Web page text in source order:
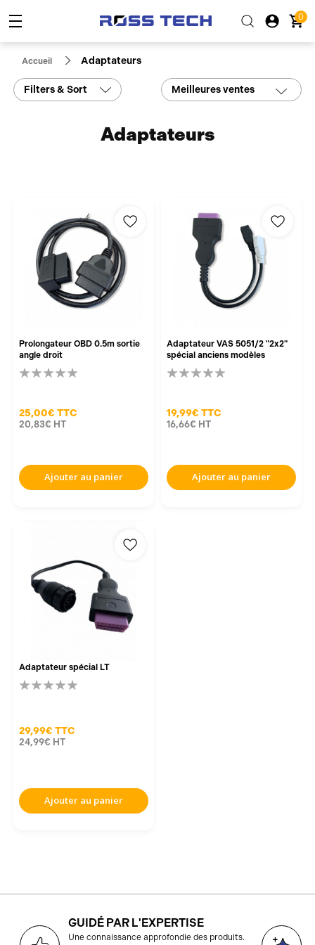
0
Accueil Adaptateurs
Filters & Sort Meilleures ventes
Adaptateurs
Prolongateur OBD 0.5m sortie
angle droit
25,00€ TTC
20,83€ HT
Ajouter au panier
Adaptateur VAS 5051/2 "2x2"
spécial anciens modèles
19,99€ TTC
16,66€ HT
Ajouter au panier
Adaptateur spécial LT
29,99€ TTC
24,99€ HT
Ajouter au panier
GUIDÉ PAR L'EXPERTISE
Une connaissance approfondie des produits.